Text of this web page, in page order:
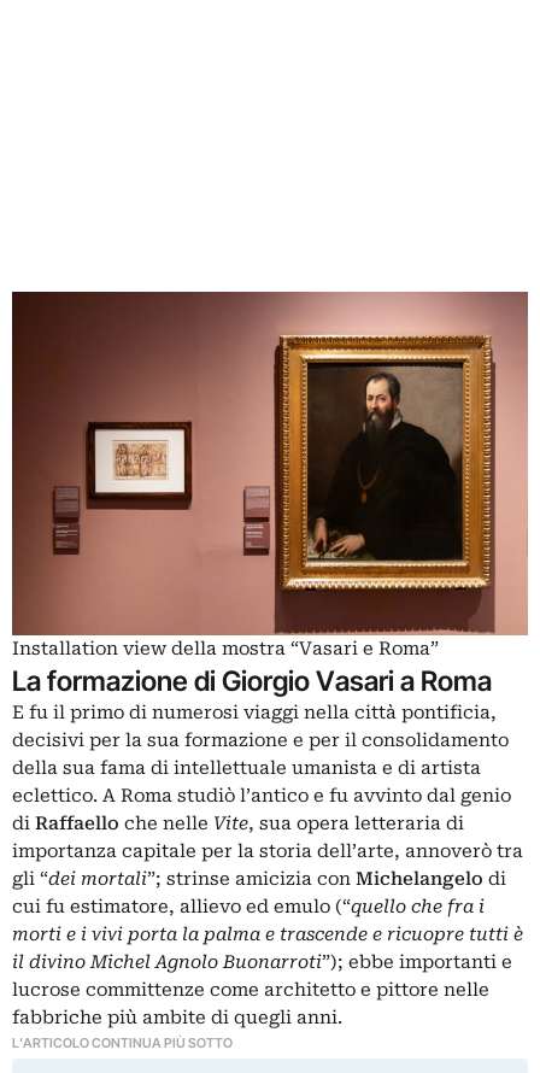
Installation view della mostra “Vasari e Roma”
La formazione di Giorgio Vasari a Roma
E fu il primo di numerosi viaggi nella città pontificia,
decisivi per la sua formazione e per il consolidamento
della sua fama di intellettuale umanista e di artista
eclettico. A Roma studiò l’antico e fu avvinto dal genio
di Raffaello che nelle Vite, sua opera letteraria di
importanza capitale per la storia dell’arte, annoverò tra
gli “dei mortali”; strinse amicizia con Michelangelo di
cui fu estimatore, allievo ed emulo (“quello che fra i
morti e i vivi porta la palma e trascende e ricuopre tutti è
il divino Michel Agnolo Buonarroti”); ebbe importanti e
lucrose committenze come architetto e pittore nelle
fabbriche più ambite di quegli anni.
L'ARTICOLO CONTINUA PIÙ SOTTO